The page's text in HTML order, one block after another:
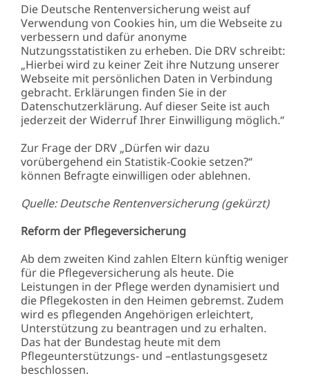
Die Deutsche Rentenversicherung weist auf
Verwendung von Cookies hin, um die Webseite zu
verbessern und dafür anonyme
Nutzungsstatistiken zu erheben. Die DRV schreibt:
„Hierbei wird zu keiner Zeit ihre Nutzung unserer
Webseite mit persönlichen Daten in Verbindung
gebracht. Erklärungen finden Sie in der
Datenschutzerklärung. Auf dieser Seite ist auch
jederzeit der Widerruf Ihrer Einwilligung möglich.“
Zur Frage der DRV „Dürfen wir dazu
vorübergehend ein Statistik-Cookie setzen?“
können Befragte einwilligen oder ablehnen.
Quelle: Deutsche Rentenversicherung (gekürzt)
Reform der Pflegeversicherung
Ab dem zweiten Kind zahlen Eltern künftig weniger
für die Pflegeversicherung als heute. Die
Leistungen in der Pflege werden dynamisiert und
die Pflegekosten in den Heimen gebremst. Zudem
wird es pflegenden Angehörigen erleichtert,
Unterstützung zu beantragen und zu erhalten.
Das hat der Bundestag heute mit dem
Pflegeunterstützungs- und –entlastungsgesetz
beschlossen.